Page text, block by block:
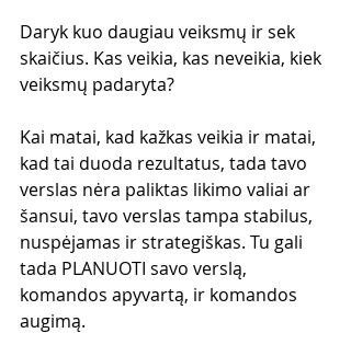
Daryk kuo daugiau veiksmų ir sek
skaičius. Kas veikia, kas neveikia, kiek
veiksmų padaryta?
Kai matai, kad kažkas veikia ir matai,
kad tai duoda rezultatus, tada tavo
verslas nėra paliktas likimo valiai ar
šansui, tavo verslas tampa stabilus,
nuspėjamas ir strategiškas. Tu gali
tada PLANUOTI savo verslą,
komandos apyvartą, ir komandos
augimą.